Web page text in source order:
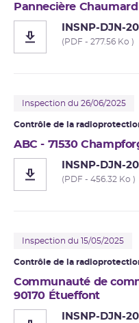
Pannecière
INSNP-DJN-
(PDF - 277.56 Ko )
Inspection du 26/06/2025
Contrôle de la
ABC - 71530
INSNP-DJN-
(PDF - 456.32 Ko )
Inspection du 15/05/2025
Contrôle de la
Communauté de
90170 Étueffont
INSNP-DJN-